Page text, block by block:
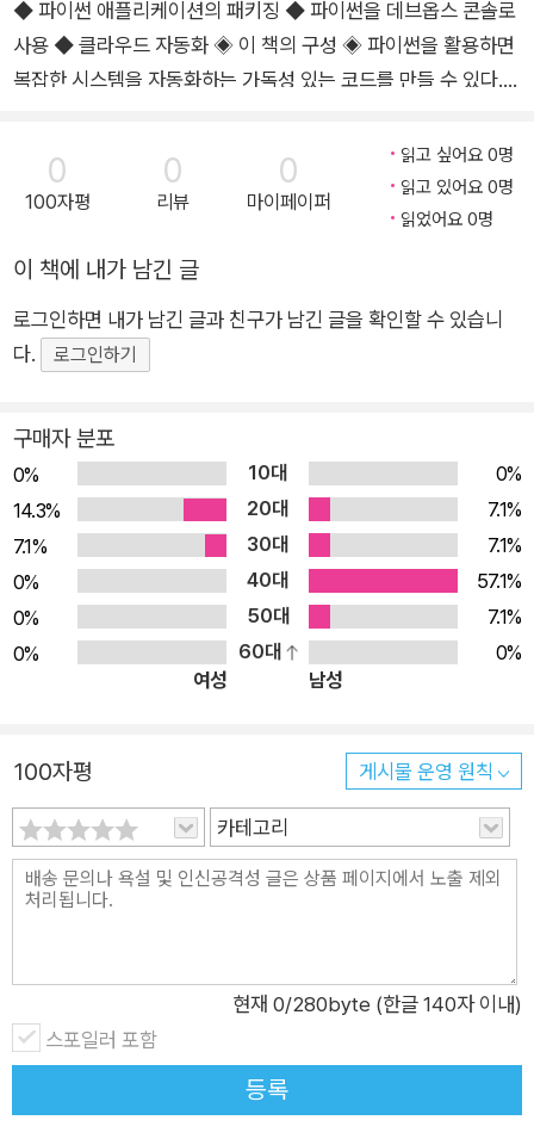
수 있다.
이 책은 운영 자동화를 위해 파이썬을 어떻게 활용하는지 다룬다.
rg)을 비롯해 인터넷에 좋은 자료가 많으므로 활용하기 바란다. 또한
리눅스와 같은 유닉스 계열 운영체제와 커맨드라인 인터페이스(CLI,
Command Line Interface) 사용에 어느 정도 익숙해야 한다.
되는 각종 업무를 자동화하고 개선하는 역할을 하며, 이 과정에서 다
양한 도구를 다루고 종종 프로그래밍해야 할 때도 있다.
파이썬은 데이터 과학 등 여러 분야에서 활용될 뿐만 아니라 데브옵
스라는 말이 생기기 전부터 이식성 높은 고급 스크립트 언어로, 많은
자동화 업무를 지원해왔다. 작게는 파일과 입출력을 처리하는 스크립
트부터 도구와 도구, 컴퓨터와 사용자, 언어와 언어를 연결하는 역할
점이 이곳에서도 빛을 발했다.
시대는 시스템 엔지니어, 어드민에서 데브옵스로 옮겨왔지만 기존의
지식은 지금도 유효하다. 운영체제와 애플리케이션의 사이에서 오랜
경험을 쌓아온 저자는 조금은 낯선 영역으로 우리를 안내한다. 그동
구의 사용법을 넘어 파이썬을 활용해 도구를 확장하고, 그 과정에서
생기는 문제와 해결 방법을 설명한다. 프로그래밍의 기본인 텍스트
조작부터 인프라 자동화의 핵심 도구인 앤서블, 도커와 쿠버네티스
등을 다룬다. 기존 도구에 만족하지 않고 개선하고자 한다면 분명 이
책이 도움이 될 것이다.
◆ 파이썬 애플리케이션의 패키징 ◆ 파이썬을 데브옵스 콘솔로
사용 ◆ 클라우드 자동화 ◈ 이 책의 구성 ◈ 파이썬을 활용하면
복잡한 시스템을 자동화하는 가독성 있는 코드를 만들 수 있다.
는 데 도움을 줄 수 있다. 우선 커맨드라인 스크립트를 작성하는
것부터 시작해서 간단한 데브옵스 작업을 자동화하는 과정을 다
룬다. 그런 다음 결함으로 인한 사고를 방지하기 위한 안정적이고
빠른 단위 테스트를 설계하는 방법을 다룬다. 고급 사례로 주피터
를 원격 제어 패널로 사용하는 방법과 앤서블, 솔트 그리고 그 확
장을 다룬다. 또한 도커를 포함해 최신 파이썬 패키징 시스템, 패
키지 저장소 등 파이썬 애플리케이션을 배포하는 모범 사례도 다
이너 이미지 빌드와 실행을 자동화하는 방법을 다룬다. 끝으로 테
라폼을 유연하게 사용하기 위한 파이썬 활용법을 다룬다.
0
100자평
0
리뷰
0
마이페이퍼
읽고 싶어요 0명
읽고 있어요 0명
읽었어요 0명
이 책에 내가 남긴 글
로그인하면 내가 남긴 글과 친구가 남긴 글을 확인할 수 있습니
다.
로그인하기
구매자 분포
0% 10대
0%
14.3%
20대
7.1%
7.1%
30대
7.1%
0%
40대
57.1%
0%
50대
7.1%
0%
60대
0%
여성
남성
100자평 게시물 운영 원칙
카테고리
현재 0/280byte (한글 140자 이내)
스포일러 포함
등록